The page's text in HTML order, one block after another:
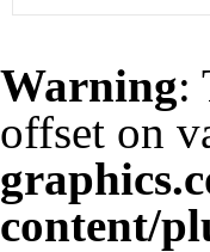
Warning:
offset on
content/